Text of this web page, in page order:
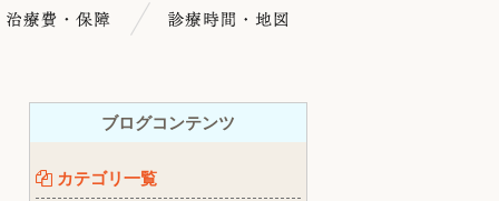
メニュー 治療費・保証
ブログコンテンツ
カテゴリ一覧